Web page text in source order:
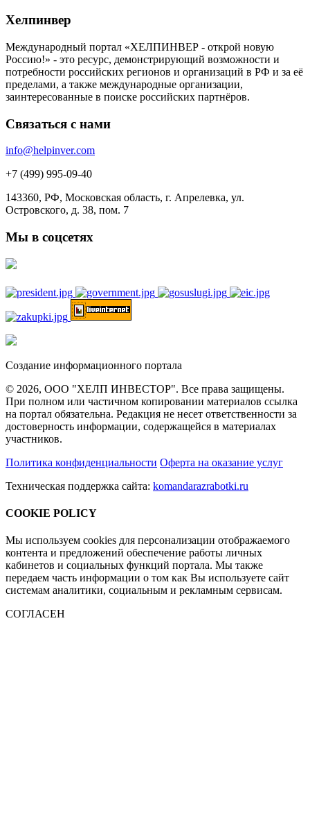
Хелпинвер
Международный портал «ХЕЛПИНВЕР - открой новую
Россию!» - это ресурс, демонстрирующий возможности и
потребности российских регионов и организаций в РФ и за её
пределами, а также международные организации,
заинтересованные в поиске российских партнёров.
Связаться с нами
info@helpinver.com
+7 (499) 995-09-40
143360, РФ, Московская область, г. Апрелевка, ул.
Островского, д. 38, пом. 7
Мы в соцсетях
Создание информационного портала
© 2026, ООО "ХЕЛП ИНВЕСТОР". Все права защищены.
При полном или частичном копировании материалов ссылка
на портал обязательна. Редакция не несет ответственности за
достоверность информации, содержащейся в материалах
участников.
Политика конфиденциальности Оферта на оказание услуг
Техническая поддержка сайта: komandarazrabotki.ru
COOKIE POLICY
Мы используем cookies для персонализации отображаемого
контента и предложений обеспечение работы личных
кабинетов и социальных функций портала. Мы также
передаем часть информации о том как Вы используете сайт
системам аналитики, социальным и рекламным сервисам.
СОГЛАСЕН